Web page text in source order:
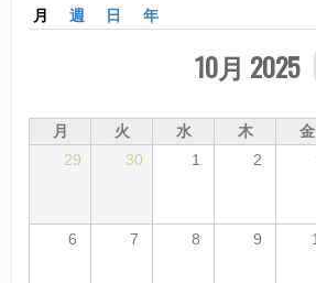
在
月 (アクティブなタブ)
週 日 年
10月 2025
月 火 水 木 金
29
30 1 2
6 7 8 9